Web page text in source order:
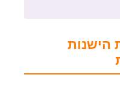
מניעת הישנות